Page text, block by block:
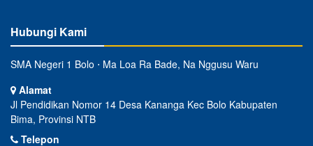
Hubungi Kami
SMA Negeri 1 Bolo ⋅ Ma Loa Ra Bade, Na Nggusu Waru
Alamat
Jl Pendidikan Nomor 14 Desa Kananga Kec Bolo Kabupaten
Bima, Provinsi NTB
Telepon